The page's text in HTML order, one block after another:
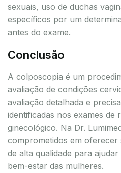
sexuais, uso de duchas
específicos por um
antes do exame.
Conclusão
A colposcopia é um
avaliação de condições
avaliação detalhada e
identificadas nos exames de
ginecológico. Na Dr.
comprometidos em
de alta qualidade para
bem-estar das mulheres.